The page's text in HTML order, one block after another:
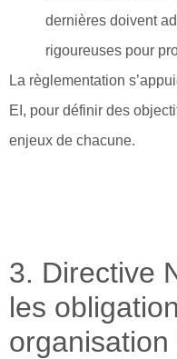
dernières doivent
rigoureuses pour
La règlementation
EI, pour définir des
enjeux de chacune.
3. Directive
les
organisation